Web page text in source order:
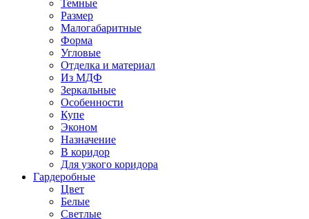
Темные
Размер
Малогабаритные
Форма
Угловые
Отделка и материал
Из МДФ
Зеркальные
Особенности
Купе
Эконом
Назначение
В коридор
Для узкого коридора
Гардеробные
Цвет
Белые
Светлые